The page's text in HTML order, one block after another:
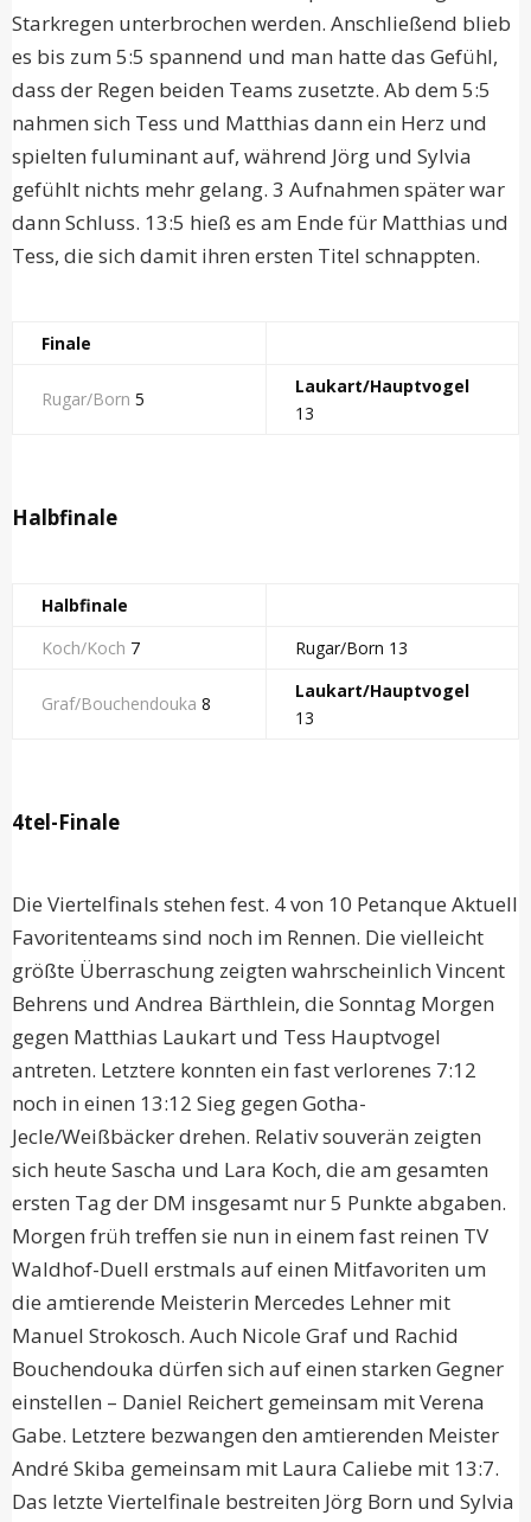
Starkregen unterbrochen werden. Anschließend blieb
es bis zum 5:5 spannend und man hatte das Gefühl,
dass der Regen beiden Teams zusetzte. Ab dem 5:5
nahmen sich Tess und Matthias dann ein Herz und
spielten fuluminant auf, während Jörg und Sylvia
gefühlt nichts mehr gelang. 3 Aufnahmen später war
dann Schluss. 13:5 hieß es am Ende für Matthias und
Tess, die sich damit ihren ersten Titel schnappten.
Finale
Rugar/Born 5
Laukart/Hauptvogel
13
Halbfinale
Halbfinale
Koch/Koch 7 Rugar/Born 13
Graf/Bouchendouka 8
Laukart/Hauptvogel
13
4tel-Finale
Die Viertelfinals stehen fest. 4 von 10 Petanque Aktuell
Favoritenteams sind noch im Rennen. Die vielleicht
größte Überraschung zeigten wahrscheinlich Vincent
Behrens und Andrea Bärthlein, die Sonntag Morgen
gegen Matthias Laukart und Tess Hauptvogel
antreten. Letztere konnten ein fast verlorenes 7:12
noch in einen 13:12 Sieg gegen Gotha-
Jecle/Weißbäcker drehen. Relativ souverän zeigten
sich heute Sascha und Lara Koch, die am gesamten
ersten Tag der DM insgesamt nur 5 Punkte abgaben.
Morgen früh treffen sie nun in einem fast reinen TV
Waldhof-Duell erstmals auf einen Mitfavoriten um
die amtierende Meisterin Mercedes Lehner mit
Manuel Strokosch. Auch Nicole Graf und Rachid
Bouchendouka dürfen sich auf einen starken Gegner
einstellen – Daniel Reichert gemeinsam mit Verena
Gabe. Letztere bezwangen den amtierenden Meister
André Skiba gemeinsam mit Laura Caliebe mit 13:7.
Das letzte Viertelfinale bestreiten Jörg Born und Sylvia